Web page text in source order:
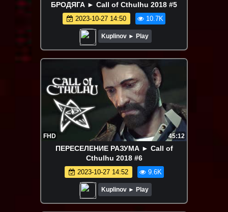
БРОДЯГА ► Call of Cthulhu 2018 #5
2023-10-27 14:50 10.7K
Kuplinov ► Play
FHD 45:12
ПЕРЕСЕЛЕНИЕ РАЗУМА ► Call of
Cthulhu 2018 #6
2023-10-27 14:52 9.6K
Kuplinov ► Play